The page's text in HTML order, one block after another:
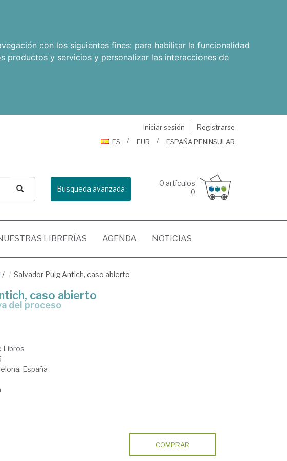
con los siguientes fines: para habilitar la funcionalidad
productos y servicios y personalizar las interacciones de
Iniciar sesión
Registrarse
ES
EUR ESPAÑA PENINSULAR
Busqueda avanzada
0 artículos
0
LIBRERÍAS AGENDA NOTICIAS
/ Salvador Puig Antich, caso abierto
caso abierto
del proceso
Libros
España
COMPRAR